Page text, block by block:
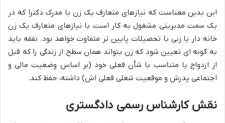
این بدین معناست که نیازهای متعارف یک زن با مدرک دکترا که در
یک سمت مدیریتی مشغول به کار است، با نیازهای متعارف یک زن
خانه دار یا زنی با تحصیلات پایین تر متفاوت خواهد بود. نفقه باید
به گونه ای تعیین شود که زن بتواند همان سطح از زندگی را که قبل
از ازدواج یا متناسب با شأن فعلی خود (بر اساس وضعیت مالی و
اجتماعی پدرش و موقعیت شغلی فعلی اش) داشته، حفظ کند.
نقش کارشناس رسمی دادگستری